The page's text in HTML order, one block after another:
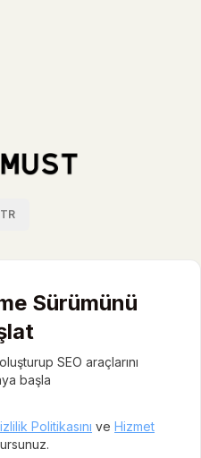
TR
Dil değiştir / Switch language
Sürümünü
SEO araçlarını
başla
Politikasını ve Hizmet